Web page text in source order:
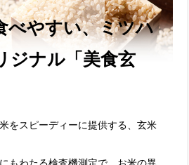
べやすい、ミツハ
ジナル「美食玄
をスピーディーに提供する、玄米